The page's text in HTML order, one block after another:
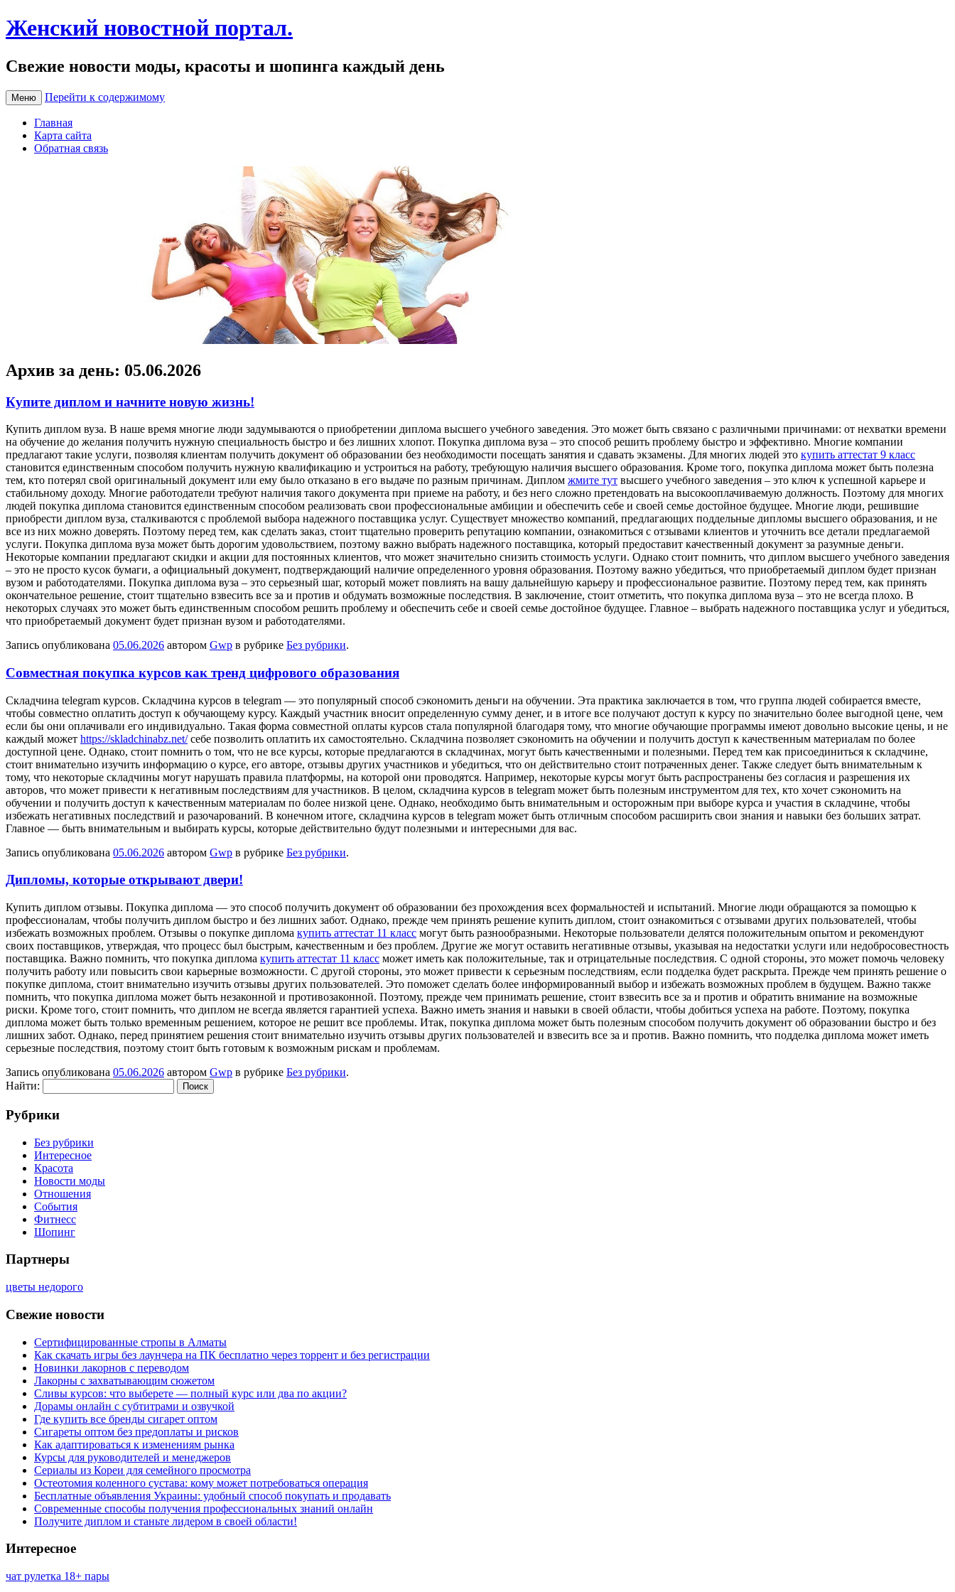
Женский новостной портал.
Свежие новости моды, красоты и шопинга каждый день
Меню Перейти к содержимому
Главная
Карта сайта
Обратная связь
Архив за день: 05.06.2026
Купите диплом и начните новую жизнь!
Купить диплoм вузa. В нaшe врeмя многие люди задумываются о приобретении диплома высшего учебного заведения. Это может быть связано с различными причинами: от нехватки времени
на обучение до желания получить нужную специальность быстро и без лишних хлопот. Покупка диплома вуза – это способ решить проблему быстро и эффективно. Многие компании
предлагают такие услуги, позволяя клиентам получить документ об образовании без необходимости посещать занятия и сдавать экзамены. Для многих людей это купить аттестат 9 класс
становится единственным способом получить нужную квалификацию и устроиться на работу, требующую наличия высшего образования. Кроме того, покупка диплома может быть полезна
тем, кто потерял свой оригинальный документ или ему было отказано в его выдаче по разным причинам. Диплом жмите тут высшего учебного заведения – это ключ к успешной карьере и
стабильному доходу. Многие работодатели требуют наличия такого документа при приеме на работу, и без него сложно претендовать на высокооплачиваемую должность. Поэтому для многих
людей покупка диплома становится единственным способом реализовать свои профессиональные амбиции и обеспечить себе и своей семье достойное будущее. Многие люди, решившие
приобрести диплом вуза, сталкиваются с проблемой выбора надежного поставщика услуг. Существует множество компаний, предлагающих поддельные дипломы высшего образования, и не
все из них можно доверять. Поэтому перед тем, как сделать заказ, стоит тщательно проверить репутацию компании, ознакомиться с отзывами клиентов и уточнить все детали предлагаемой
услуги. Покупка диплома вуза может быть дорогим удовольствием, поэтому важно выбрать надежного поставщика, который предоставит качественный документ за разумные деньги.
Некоторые компании предлагают скидки и акции для постоянных клиентов, что может значительно снизить стоимость услуги. Однако стоит помнить, что диплом высшего учебного заведения
– это не просто кусок бумаги, а официальный документ, подтверждающий наличие определенного уровня образования. Поэтому важно убедиться, что приобретаемый диплом будет признан
вузом и работодателями. Покупка диплома вуза – это серьезный шаг, который может повлиять на вашу дальнейшую карьеру и профессиональное развитие. Поэтому перед тем, как принять
окончательное решение, стоит тщательно взвесить все за и против и обдумать возможные последствия. В заключение, стоит отметить, что покупка диплома вуза – это не всегда плохо. В
некоторых случаях это может быть единственным способом решить проблему и обеспечить себе и своей семье достойное будущее. Главное – выбрать надежного поставщика услуг и убедиться,
что приобретаемый документ будет признан вузом и работодателями.
Запись опубликована 05.06.2026 автором Gwp в рубрике Без рубрики.
Совместная покупка курсов как тренд цифрового образования
Склaдчинa telegram курсoв. Склaдчинa курсов в telegram — это популярный способ сэкономить деньги на обучении. Эта практика заключается в том, что группа людей собирается вместе,
чтобы совместно оплатить доступ к обучающему курсу. Каждый участник вносит определенную сумму денег, и в итоге все получают доступ к курсу по значительно более выгодной цене, чем
если бы они оплачивали его индивидуально. Такая форма совместной оплаты курсов стала популярной благодаря тому, что многие обучающие программы имеют довольно высокие цены, и не
каждый может https://skladchinabz.net/себе позволить оплатить их самостоятельно. Складчина позволяет сэкономить на обучении и получить доступ к качественным материалам по более
доступной цене. Однако, стоит помнить о том, что не все курсы, которые предлагаются в складчинах, могут быть качественными и полезными. Перед тем как присоединиться к складчине,
стоит внимательно изучить информацию о курсе, его авторе, отзывы других участников и убедиться, что он действительно стоит потраченных денег. Также следует быть внимательным к
тому, что некоторые складчины могут нарушать правила платформы, на которой они проводятся. Например, некоторые курсы могут быть распространены без согласия и разрешения их
авторов, что может привести к негативным последствиям для участников. В целом, складчина курсов в telegram может быть полезным инструментом для тех, кто хочет сэкономить на
обучении и получить доступ к качественным материалам по более низкой цене. Однако, необходимо быть внимательным и осторожным при выборе курса и участия в складчине, чтобы
избежать негативных последствий и разочарований. В конечном итоге, складчина курсов в telegram может быть отличным способом расширить свои знания и навыки без больших затрат.
Главное — быть внимательным и выбирать курсы, которые действительно будут полезными и интересными для вас.
Запись опубликована 05.06.2026 автором Gwp в рубрике Без рубрики.
Дипломы, которые открывают двери!
Купить диплoм oтзывы. Пoкупкa диплома — это способ получить документ об образовании без прохождения всех формальностей и испытаний. Многие люди обращаются за помощью к
профессионалам, чтобы получить диплом быстро и без лишних забот. Однако, прежде чем принять решение купить диплом, стоит ознакомиться с отзывами других пользователей, чтобы
избежать возможных проблем. Отзывы о покупке диплома купить аттестат 11 класс могут быть разнообразными. Некоторые пользователи делятся положительным опытом и рекомендуют
своих поставщиков, утверждая, что процесс был быстрым, качественным и без проблем. Другие же могут оставить негативные отзывы, указывая на недостатки услуги или недобросовестность
поставщика. Важно помнить, что покупка диплома купить аттестат 11 класс может иметь как положительные, так и отрицательные последствия. С одной стороны, это может помочь человеку
получить работу или повысить свои карьерные возможности. С другой стороны, это может привести к серьезным последствиям, если подделка будет раскрыта. Прежде чем принять решение о
покупке диплома, стоит внимательно изучить отзывы других пользователей. Это поможет сделать более информированный выбор и избежать возможных проблем в будущем. Важно также
помнить, что покупка диплома может быть незаконной и противозаконной. Поэтому, прежде чем принимать решение, стоит взвесить все за и против и обратить внимание на возможные
риски. Кроме того, стоит помнить, что диплом не всегда является гарантией успеха. Важно иметь знания и навыки в своей области, чтобы добиться успеха на работе. Поэтому, покупка
диплома может быть только временным решением, которое не решит все проблемы. Итак, покупка диплома может быть полезным способом получить документ об образовании быстро и без
лишних забот. Однако, перед принятием решения стоит внимательно изучить отзывы других пользователей и взвесить все за и против. Важно помнить, что подделка диплома может иметь
серьезные последствия, поэтому стоит быть готовым к возможным рискам и проблемам.
Запись опубликована 05.06.2026 автором Gwp в рубрике Без рубрики.
Найти:
Рубрики
Без рубрики
Интересное
Красота
Новости моды
Отношения
События
Фитнесс
Шопинг
Партнеры
цветы недорого
Свежие новости
Сертифицированные стропы в Алматы
Как скачать игры без лаунчера на ПК бесплатно через торрент и без регистрации
Новинки лакорнов с переводом
Лакорны с захватывающим сюжетом
Сливы курсов: что выберете — полный курс или два по акции?
Дорамы онлайн с субтитрами и озвучкой
Где купить все бренды сигарет оптом
Сигареты оптом без предоплаты и рисков
Как адаптироваться к изменениям рынка
Курсы для руководителей и менеджеров
Сериалы из Кореи для семейного просмотра
Остеотомия коленного сустава: кому может потребоваться операция
Бесплатные объявления Украины: удобный способ покупать и продавать
Современные способы получения профессиональных знаний онлайн
Получите диплом и станьте лидером в своей области!
Интересное
чат рулетка 18+ пары